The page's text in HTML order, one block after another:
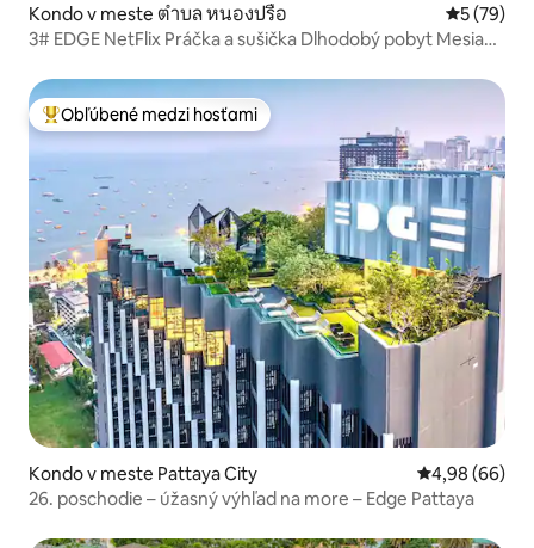
Kondo v meste ตำบล หนองปรือ
5 (79)
3# EDGE NetFlix Práčka a sušička Dlhodobý pobyt Mesiac
Najobľúbenejšie medzi hosťami
Obľúbené medzi hosťami
Kondo v meste Pattaya City Priemerné
4,98 (66)
26. poschodie – úžasný výhľad na more – Edge Pattaya